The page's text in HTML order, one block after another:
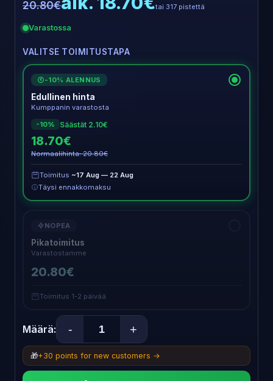
20.80€ tai 317 pistettä
Varastossa
VALITSE TOIMITUSTAPA
€ -10% ALENNUS
Edullinen hinta
Kumppanin varastosta
-10%
Säästät 2.10€
18.70€
Normaalihinta: 20.80€
Toimitus ~17 Aug — 22 Aug
Täysi ennakkomaksu
NOPEA
Pikatoimitus
Varastostamme
20.80€
Toimitus 1-2 päivää
Määrä: - +
🎁+30 points for new customers →